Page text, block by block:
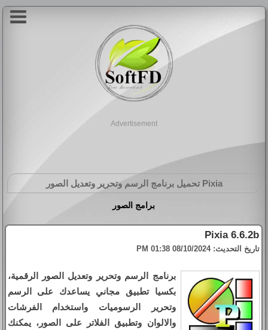
Advertisement
Pixia تحميل برنامج الرسم وتحرير وتعديل الصور
برامج الصور
Pixia 6.6.2b
تاريخ التحديث:08/10/2024 01:38 PM
برنامج الرسم وتحرير وتعديل الصور الرقمية،
بكسيا تطبيق مجاني يساعدك على الرسم
وتحرير الرسوميات واستخدام الفرشات
والالوان وتطبيق الفلاتر على الصور، يمكنك